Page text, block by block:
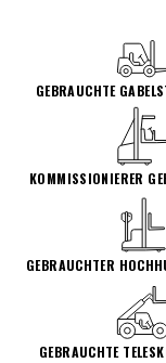
GEBRAUCHTE
KOMMISSIONIERER
GEBRAUCHTER
GEBRAUCHTE